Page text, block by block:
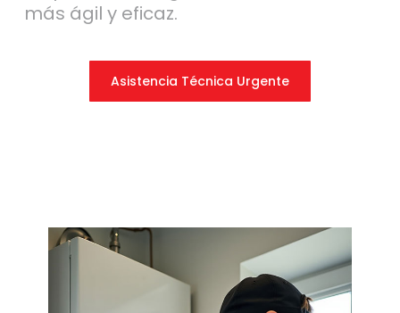
más ágil y eficaz.
Asistencia Técnica Urgente